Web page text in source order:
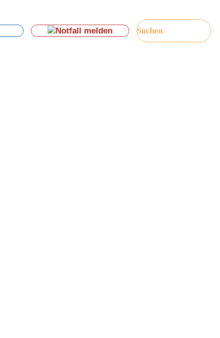
Notfall melden